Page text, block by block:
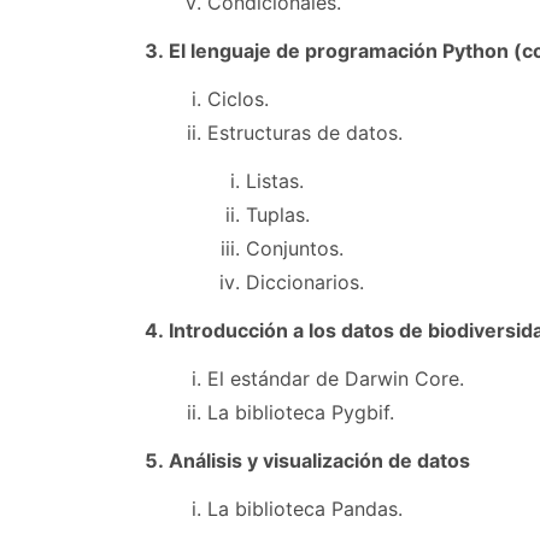
El lenguaje de programación Python
Ciclos.
Estructuras de datos.
Listas.
Tuplas.
Conjuntos.
Diccionarios.
Introducción a los datos de
El estándar de Darwin Core.
La biblioteca Pygbif.
Análisis y visualización de datos
La biblioteca Pandas.